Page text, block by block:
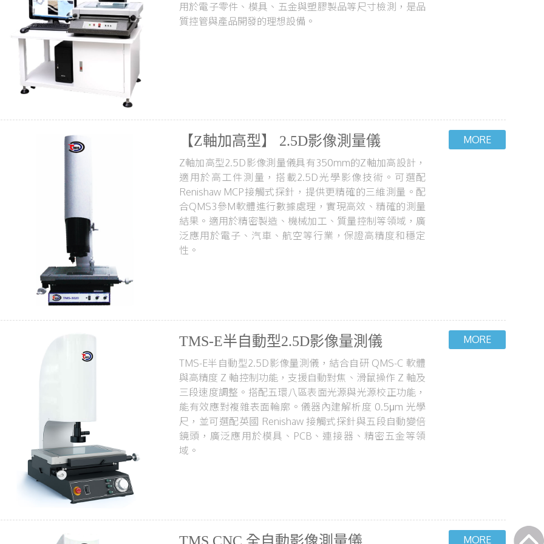
用於電子零件、模具、五金與塑膠製品等尺寸檢測，是品
質控管與產品開發的理想設備。
【Z軸加高型】 2.5D影像測量儀
Z軸加高型2.5D影像測量儀具有350mm的Z軸加高設計，
適用於高工件測量，搭載2.5D光學影像技術。可選配
Renishaw MCP接觸式探針，提供更精確的三維測量。配
合QMS3參M軟體進行數據處理，實現高效、精確的測量
結果。適用於精密製造、機械加工、質量控制等領域，廣
泛應用於電子、汽車、航空等行業，保證高精度和穩定
性。
TMS-E半自動型2.5D影像量測儀
TMS-E半自動型2.5D影像量測儀，結合自研 QMS-C 軟體
與高精度 Z 軸控制功能，支援自動對焦、滑鼠操作 Z 軸及
三段速度調整。搭配五環八區表面光源與光源校正功能，
能有效應對複雜表面輪廓。儀器內建解析度 0.5μm 光學
尺，並可選配英國 Renishaw 接觸式探針與五段自動變倍
鏡頭，廣泛應用於模具、PCB、連接器、精密五金等領
域。